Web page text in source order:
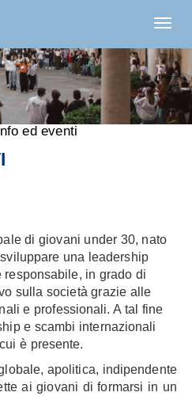
ed eventi
di giovani under 30, nato
una leadership
in grado di
sulla società grazie alle
e professionali. A tal fine
e scambi internazionali
è presente.
apolitica, indipendente
ai giovani di formarsi in un